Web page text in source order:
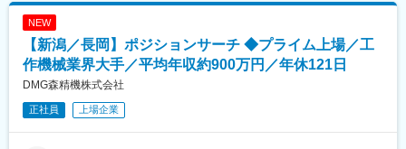
変更の範囲：会社の定める業務
■当社の魅力：
工作機械業界の世界シェアトップクラスのプライム上場上場企業
です。工程集約／自動化／DX／GX需要を追い風に事業を拡大
動車、半導体、医療、家電など多くの産業に必要不可欠な存在で
NEW
【新潟／長岡】ポジションサーチ ◆プライム上場／工
作機械業界大手／平均年収約900万円／年休121日
DMG森精機株式会社
正社員 上場企業